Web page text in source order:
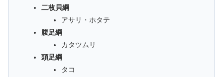
二枚貝綱
アサリ・ホタテ
腹足綱
カタツムリ
頭足綱
タコ